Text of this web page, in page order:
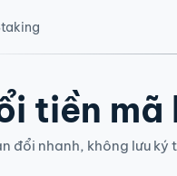
tiền
đổi nhanh, không lưu ký